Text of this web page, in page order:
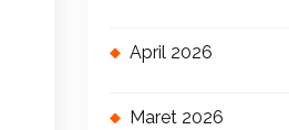
April 2026
Maret 2026